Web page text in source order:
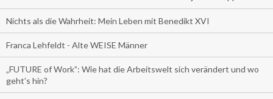
Nichts als die Wahrheit: Mein Leben mit Benedikt XVI
Franca Lehfeldt - Alte WEISE Männer
„FUTURE of Work”: Wie hat die Arbeitswelt sich verändert und wo
geht’s hin?